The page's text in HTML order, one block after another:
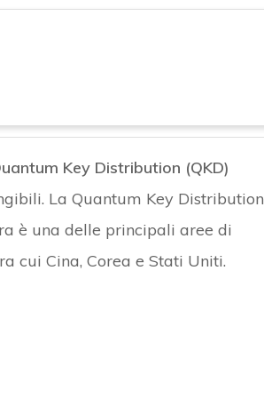
Key Distribution (QKD)
La Quantum Key Distribution
è una delle principali aree di
cui Cina, Corea e Stati Uniti.